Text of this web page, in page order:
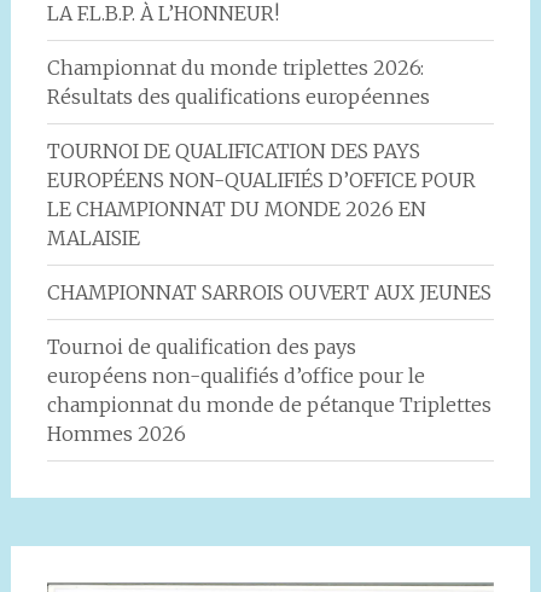
LA F.L.B.P. À L’HONNEUR!
Championnat du monde triplettes 2026:
Résultats des qualifications européennes
TOURNOI DE QUALIFICATION DES PAYS
EUROPÉENS NON-QUALIFIÉS D’OFFICE POUR
LE CHAMPIONNAT DU MONDE 2026 EN
MALAISIE
CHAMPIONNAT SARROIS OUVERT AUX JEUNES
Tournoi de qualification des pays
européens non-qualifiés d’office pour le
championnat du monde de pétanque Triplettes
Hommes 2026